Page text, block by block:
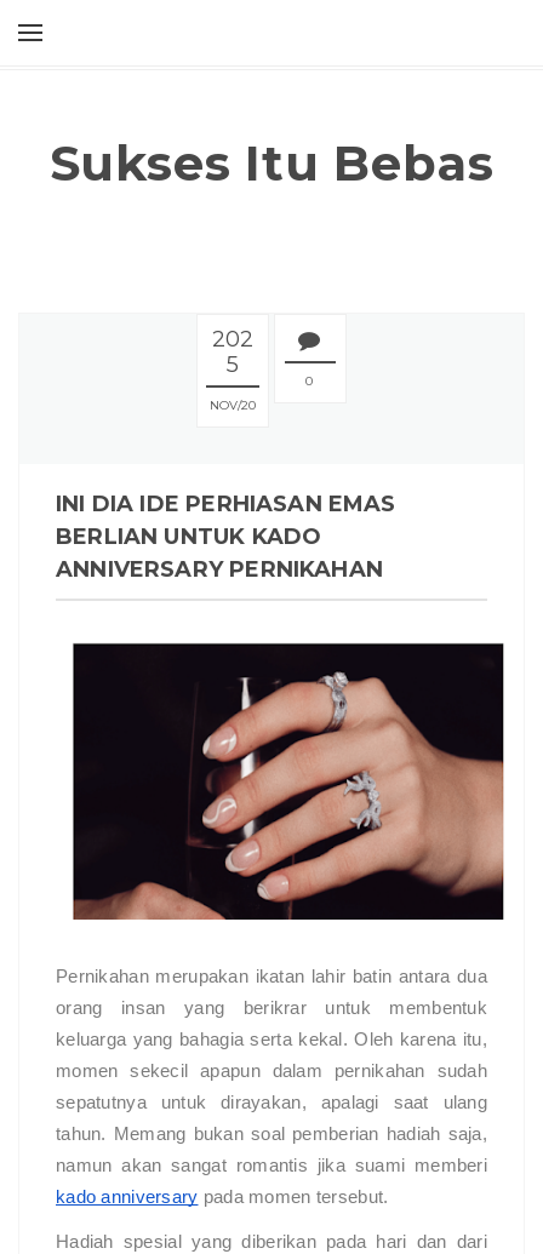
Sukses Itu Bebas
202
5
NOV 20
0
INI DIA IDE PERHIASAN EMAS
BERLIAN UNTUK KADO
ANNIVERSARY PERNIKAHAN
Pernikahan merupakan ikatan lahir batin antara dua
orang insan yang berikrar untuk membentuk
keluarga yang bahagia serta kekal. Oleh karena itu,
momen sekecil apapun dalam pernikahan sudah
sepatutnya untuk dirayakan, apalagi saat ulang
tahun. Memang bukan soal pemberian hadiah saja,
namun akan sangat romantis jika suami memberi
kado anniversary pada momen tersebut.
Hadiah spesial yang diberikan pada hari dan dari